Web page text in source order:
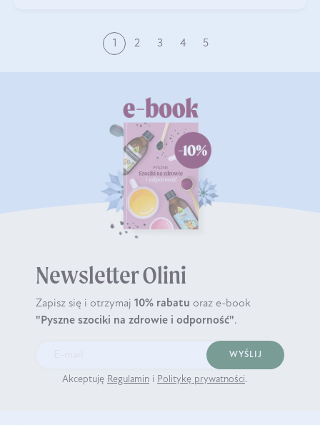
1 2 3 4 5
Newsletter Olini
Zapisz się i otrzymaj 10% rabatu oraz e-book
"Pyszne szociki na zdrowie i odporność".
WYŚLIJ
Akceptuję Regulamin i Politykę prywatności.